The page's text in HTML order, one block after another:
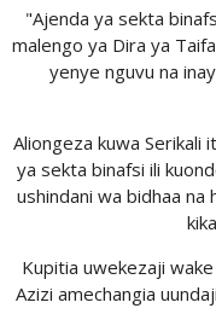
"Ajenda ya sekta
malengo ya Dira ya
yenye nguvu na
Aliongeza kuwa Serikali
ya sekta binafsi ili
ushindani wa bidhaa na
Kupitia uwekezaji
Azizi amechangia